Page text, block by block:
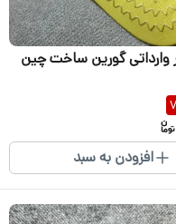
وارداتی گورین ساخت چین
افزودن به سبد